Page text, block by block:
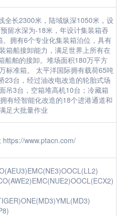
全长2300米，陆域纵深1050米，设
留水深为-18米，年设计集装箱吞
拥有6个专业化集装箱泊位，具有
箱船接卸能力，满足世界上所有在
船舶的接卸。堆场面积180万平方
标准箱。 太平洋国际拥有载荷65吨
23台，经过油改电改造的轮胎式场
吊3台，空箱堆高机10台；冷藏箱
有经智能化改造的18个进港通道和
足大批量作业
https://www.ptacn.com/